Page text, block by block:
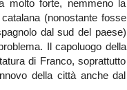
molto forte, nemmeno la
(nonostante fosse
dal sud del paese)
Il capoluogo della
di Franco, soprattutto
della città anche dal